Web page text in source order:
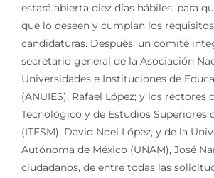
estará abierta diez días hábiles, para
que lo deseen y cumplan los
candidaturas. Después, un comité
secretario general de la Asociación
Universidades e Instituciones de
(ANUIES), Rafael López; y los rectores
Tecnológico y de Estudios Superiores
(ITESM), David Noel López, y de la
Autónoma de México (UNAM), José
ciudadanos, de entre todas las